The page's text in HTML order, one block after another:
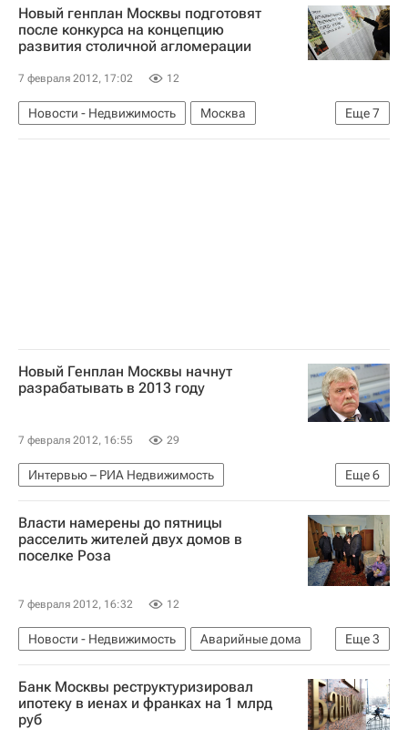
Дискуссия вокруг проекта реконструкции ГМИИ имени Пушкина
Россия
Новый генплан Москвы подготовят
после конкурса на концепцию
развития столичной агломерации
7 февраля 2012, 17:02 12
Еще7
Новости - Недвижимость
Москва
Конкурсы
Александр Кузьмин
Новый Генплан Москвы начнут
разрабатывать в 2013 году
7 февраля 2012, 16:55 29
Еще6
Интервью – РИА Недвижимость
Крупным планом
Москва
Александр Кузьмин
Расширение границ Москвы
Конкурс на создание концепции развития московской агломерации
Власти намерены до пятницы
расселить жителей двух домов в
поселке Роза
7 февраля 2012, 16:32 12
Еще3
Новости - Недвижимость
Аварийные дома
Челябинская область
Жилье Россия
Банк Москвы реструктуризировал
ипотеку в иенах и франках на 1 млрд
руб